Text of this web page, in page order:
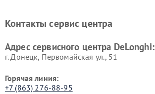
DeLonghi
DeLonghi
Контакты сервис центра
Адрес сервисного центра DeLonghi:
г. Донецк, Первомайская ул., 51
Горячая линия:
+7 (863) 276-88-95